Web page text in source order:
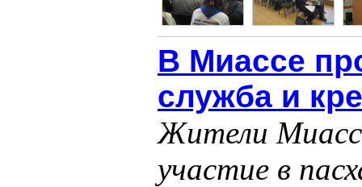
В Миассе
служба и
Жители
участие в